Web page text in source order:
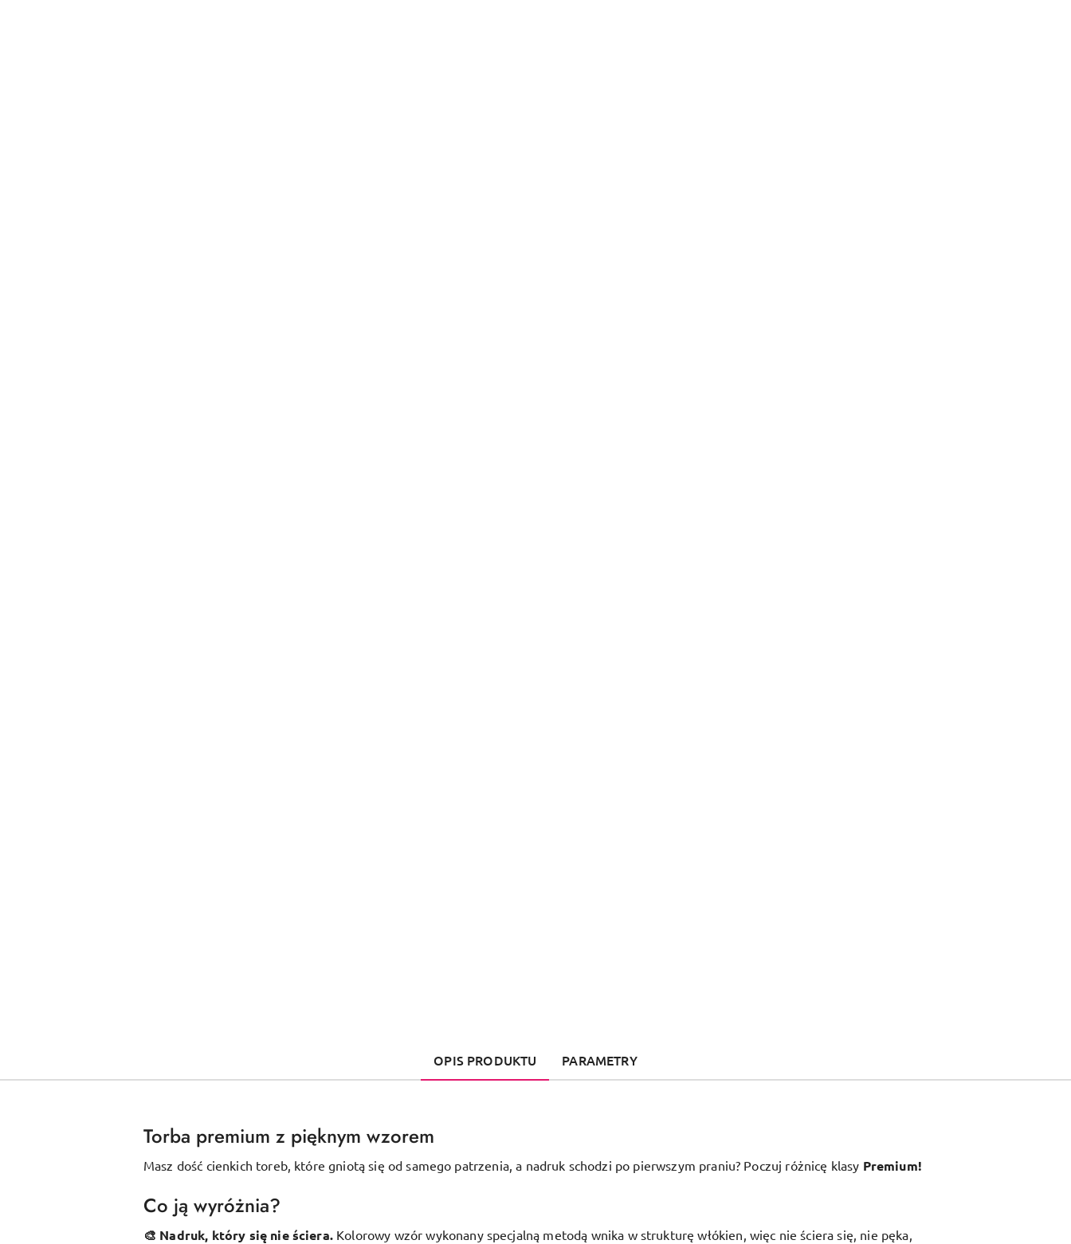
OPIS PRODUKTU PARAMETRY
Torba premium z pięknym wzorem
Masz dość cienkich toreb, które gniotą się od samego patrzenia, a nadruk schodzi po pierwszym praniu? Poczuj różnicę klasy Premium!
Co ją wyróżnia?
🎨 Nadruk, który się nie ściera. Kolorowy wzór wykonany specjalną metodą wnika w strukturę włókien, więc nie ściera się, nie pęka,